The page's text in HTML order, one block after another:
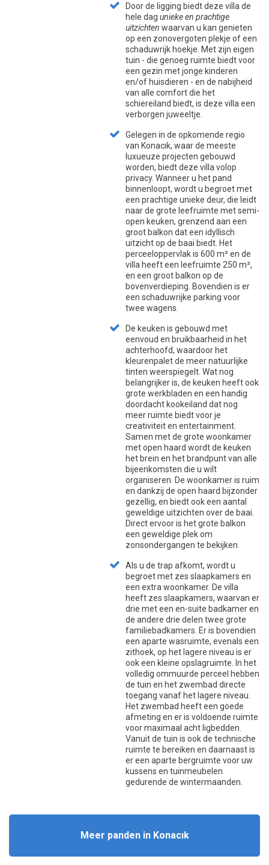
Door de ligging biedt deze villa de
hele dagunieke en prachtige
uitzichten waarvan u kan genieten
op een zonovergoten plekje of een
schaduwrijk hoekje. Met zijn eigen
tuin - die genoeg ruimte biedt voor
een gezin met jonge kinderen
en/of huisdieren - en de nabijheid
van alle comfort die het
schiereiland biedt, is deze villa een
verborgen juweeltje.
Gelegen in de opkomende regio
van Konacık, waar de meeste
luxueuze projecten gebouwd
worden, biedt deze villa volop
privacy. Wanneer u het pand
binnenloopt, wordt u begroet met
een prachtige unieke deur, die leidt
naar de grote leefruimte met semi-
open keuken, grenzend aan een
groot balkon dat een idyllisch
uitzicht op de baai biedt. Het
perceeloppervlak is 600 m² en de
villa heeft een leefruimte 250 m²,
en een groot balkon op de
bovenverdieping. Bovendien is er
een schaduwrijke parking voor
twee wagens.
De keuken is gebouwd met
eenvoud en bruikbaarheid in het
achterhoofd, waardoor het
kleurenpalet de meer natuurlijke
tinten weerspiegelt. Wat nog
belangrijker is, de keuken heeft ook
grote werkbladen en een handig
doordacht kookeiland dat nog
meer ruimte biedt voor je
creativiteit en entertainment.
Samen met de grote woonkamer
met open haard wordt de keuken
het brein en het brandpunt van alle
bijeenkomsten die u wilt
organiseren. De woonkamer is ruim
en dankzij de open haard bijzonder
gezellig, en biedt ook een aantal
geweldige uitzichten over de baai.
Direct ervoor is het grote balkon
een geweldige plek om
zonsondergangen te bekijken.
Als u de trap afkomt, wordt u
begroet met zes slaapkamers en
een extra woonkamer. De villa
heeft zes slaapkamers, waarvan er
drie met een en-suite badkamer en
de andere drie delen twee grote
familiebadkamers. Er is bovendien
een aparte wasruimte, evenals een
zithoek, op het lagere niveau is er
ook een kleine opslagruimte. In het
volledig ommuurde perceel hebben
de tuin en het zwembad directe
toegang vanaf het lagere niveau.
Het zwembad heeft een goede
afmeting en er is voldoende ruimte
voor maximaal acht ligbedden.
Vanuit de tuin is ook de technische
ruimte te bereiken en daarnaast is
er een aparte bergruimte voor uw
kussens en tuinmeubelen
gedurende de wintermaanden.
Meer panden in Konacık